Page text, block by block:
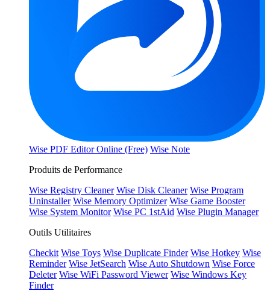
Wise PDF Editor Online (Free) Wise Note
Produits de Performance
Wise Registry Cleaner Wise Disk Cleaner Wise Program
Uninstaller Wise Memory Optimizer Wise Game Booster
Wise System Monitor Wise PC 1stAid Wise Plugin Manager
Outils Utilitaires
Checkit Wise Toys Wise Duplicate Finder Wise Hotkey Wise
Reminder Wise JetSearch Wise Auto Shutdown Wise Force
Deleter Wise WiFi Password Viewer Wise Windows Key
Finder